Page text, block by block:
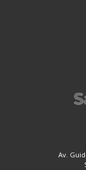
EMBALAGEM
EMBALAGEM
EMBALAGEM
Av.